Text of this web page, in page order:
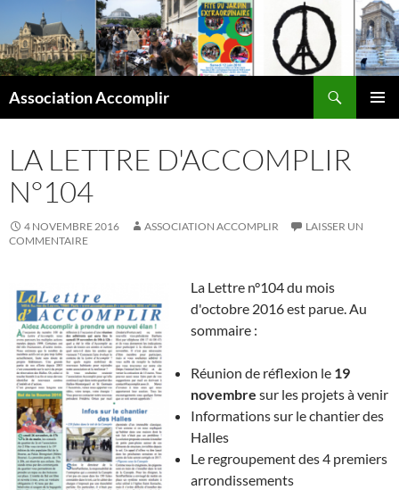
contenu
Association Accomplir
LA LETTRE D'ACCOMPLIR
N°104
4 NOVEMBRE 2016 ASSOCIATION ACCOMPLIR
LAISSER UN
COMMENTAIRE
La Lettre n°104 du mois
d'octobre 2016 est parue. Au
sommaire :
Réunion de réflexion le 19
novembre sur les projets à venir
Informations sur le chantier des
Halles
Le regroupement des 4 premiers
arrondissements